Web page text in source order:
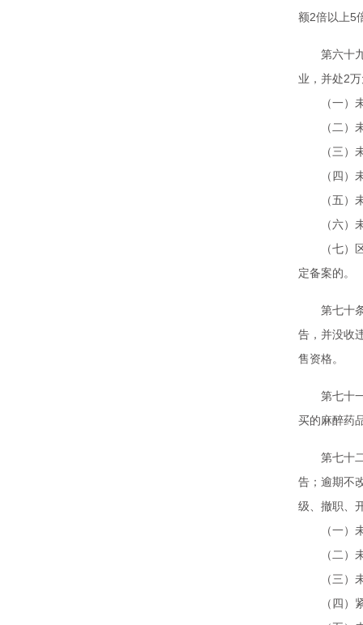
额2倍以上5
第六十九
业，并处2
（一）未
（二）未
（三）未
（四）未
（五）未
（六）未
（七）区
定备案的。
第七十条
告，并没收
售资格。
第七十一
买的麻醉药
第七十二
告；逾期不
级、撤职、
（一）未
（二）未
（三）未
（四）紧